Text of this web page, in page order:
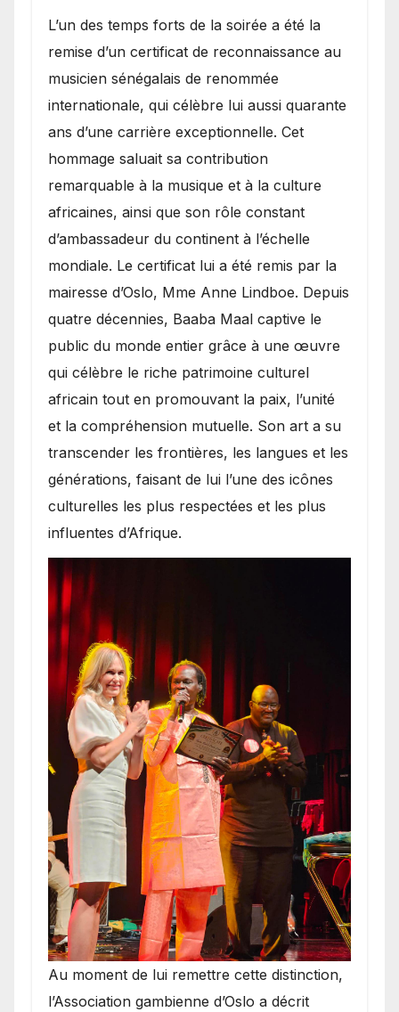
​L’un des temps forts de la soirée a été la
remise d’un certificat de reconnaissance au
musicien sénégalais de renommée
internationale, qui célèbre lui aussi quarante
ans d’une carrière exceptionnelle. Cet
hommage saluait sa contribution
remarquable à la musique et à la culture
africaines, ainsi que son rôle constant
d’ambassadeur du continent à l’échelle
mondiale. Le certificat lui a été remis par la
mairesse d’Oslo, Mme Anne Lindboe. Depuis
quatre décennies, Baaba Maal captive le
public du monde entier grâce à une œuvre
qui célèbre le riche patrimoine culturel
africain tout en promouvant la paix, l’unité
et la compréhension mutuelle. Son art a su
transcender les frontières, les langues et les
générations, faisant de lui l’une des icônes
culturelles les plus respectées et les plus
influentes d’Afrique.
​Au moment de lui remettre cette distinction,
l’Association gambienne d’Oslo a décrit